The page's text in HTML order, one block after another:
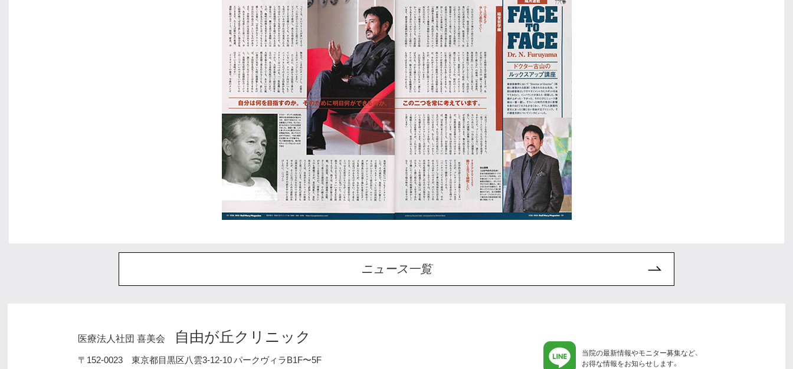
ニュース一覧
医療法人社団 喜美会 自由が丘クリニック
〒152-0023 東京都目黒区八雲3-12-10 パークヴィラB1F〜5F
当院の最新情報やモニター募集など、
お得な情報をお知らせします。